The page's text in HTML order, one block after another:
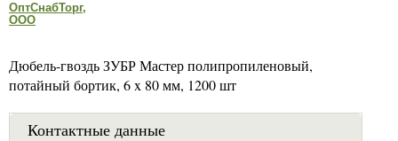
ОптСнабТорг,
ООО
Дюбель-гвоздь ЗУБР Мастер полипропиленовый,
потайный бортик, 6 x 80 мм, 1200 шт
Контактные данные